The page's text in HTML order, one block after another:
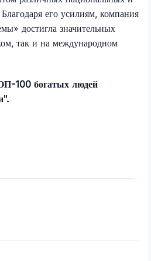
его усилиям, компания
достигла значительных
так и на международном
100 богатых людей